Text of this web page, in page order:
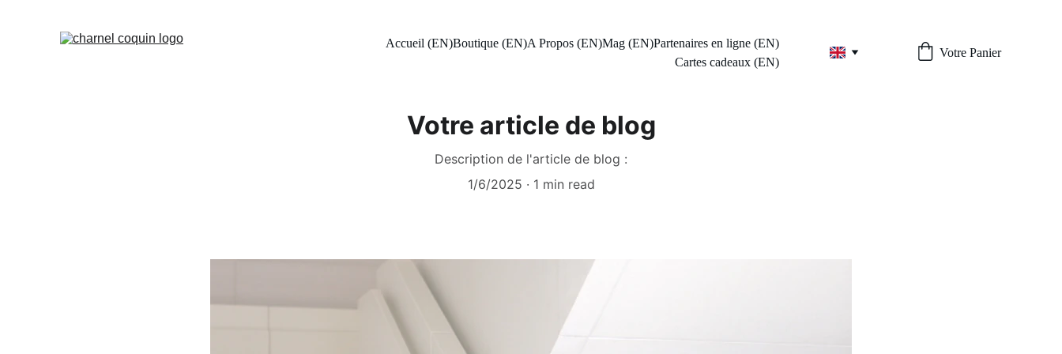
Accueil (EN)Boutique (EN)A Propos (EN)Mag (EN)Partenaires en ligne (EN)
Cartes cadeaux (EN)
Votre Panier
Votre article de blog
Description de l'article de blog :
1/6/2025
1 min read